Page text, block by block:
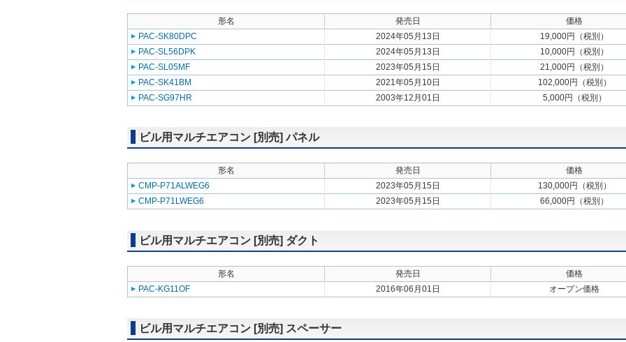
形名 発売日
価格
PAC-SK80DPC
2024年05月13日
19,000円（税別）
PAC-SL56DPK
2024年05月13日
10,000円（税別）
PAC-SL05MF
2023年05月15日
21,000円（税別）
PAC-SK41BM
2021年05月10日
102,000円（税別）
PAC-SG97HR
2003年12月01日 5,000円（税別）
ビル用マルチエアコン [別売] パネル
形名 発売日
価格
CMP-P71ALWEG6
2023年05月15日
130,000円（税別）
CMP-P71LWEG6
2023年05月15日 66,000円（税別）
ビル用マルチエアコン [別売] ダクト
形名 発売日
価格
PAC-KG11OF
2016年06月01日 オープン価格
ビル用マルチエアコン [別売] スペーサー